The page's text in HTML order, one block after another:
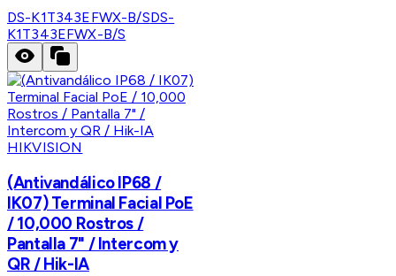
DS-K1T343EFWX-B/SDS-
K1T343EFWX-B/S
HIKVISION
(Antivandálico IP68 /
IK07) Terminal Facial PoE
/ 10,000 Rostros /
Pantalla 7" / Intercom y
QR / Hik-IA